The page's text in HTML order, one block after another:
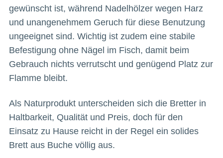
gewünscht ist, während Nadelhölzer wegen Harz
und unangenehmem Geruch für diese Benutzung
ungeeignet sind. Wichtig ist zudem eine stabile
Befestigung ohne Nägel im Fisch, damit beim
Gebrauch nichts verrutscht und genügend Platz zur
Flamme bleibt.
Als Naturprodukt unterscheiden sich die Bretter in
Haltbarkeit, Qualität und Preis, doch für den
Einsatz zu Hause reicht in der Regel ein solides
Brett aus Buche völlig aus.